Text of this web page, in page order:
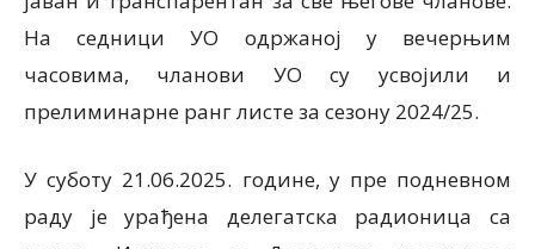
На седници УО одржаној у вечерњим
часовима, чланови УО су усвојили и
прелиминарне ранг листе за сезону 2024/25.
У суботу 21.06.2025. године, у пре подневном
раду је урађена делегатска радионица са